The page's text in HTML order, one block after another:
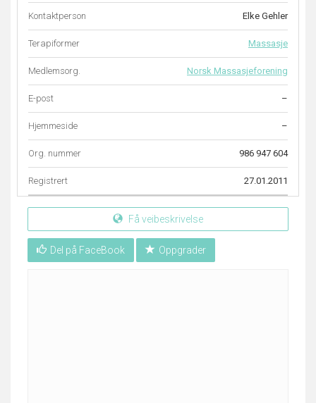
Kontaktperson Elke Gehler
Terapiformer Massasje
Medlemsorg. Norsk Massasjeforening
E-post –
Hjemmeside –
Org. nummer 986 947 604
Registrert 27.01.2011
Få veibeskrivelse
Del på FaceBook Oppgrader